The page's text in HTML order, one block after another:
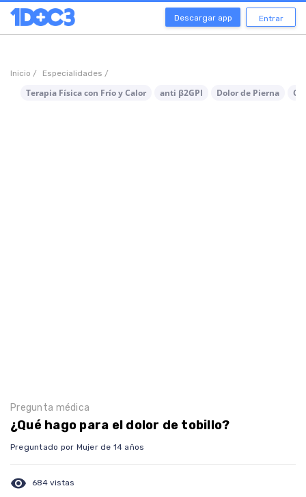
Descargar app Entrar
Inicio / Especialidades /
Terapia Física con Frío y Calor anti β2GPI Dolor de Pierna
Pregunta médica
¿Qué hago para el dolor de tobillo?
Preguntado por Mujer de 14 años
visibility 684 vistas